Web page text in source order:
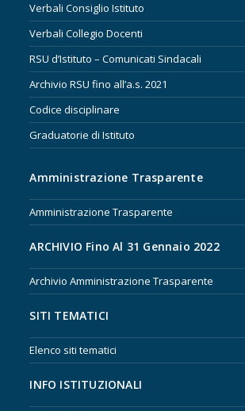
Verbali Consiglio Istituto
Verbali Collegio Docenti
RSU d’Istituto – Comunicati Sindacali
Archivio RSU fino all’a.s. 2021
Codice disciplinare
Graduatorie di Istituto
Amministrazione Trasparente
Amministrazione Trasparente
ARCHIVIO Fino Al 31 Gennaio 2022
Archivio Amministrazione Trasparente
SITI TEMATICI
Elenco siti tematici
INFO ISTITUZIONALI